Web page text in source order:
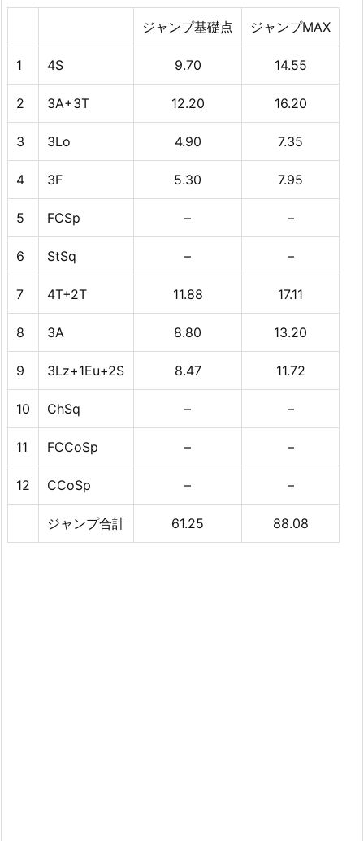
ジャンプ基礎点 ジャンプMAX
1 4S 9.70 14.55
2 3A+3T 12.20 16.20
3 3Lo 4.90 7.35
4 3F 5.30 7.95
5 FCSp – –
6 StSq – –
7 4T+2T 11.88 17.11
8 3A 8.80 13.20
9 3Lz+1Eu+2S 8.47 11.72
10 ChSq – –
11 FCCoSp – –
12 CCoSp – –
ジャンプ合計 61.25 88.08